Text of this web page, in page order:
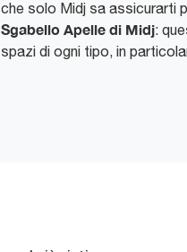
che solo Midj sa assicurarti
Sgabello Apelle di Midj:
spazi di ogni tipo, in